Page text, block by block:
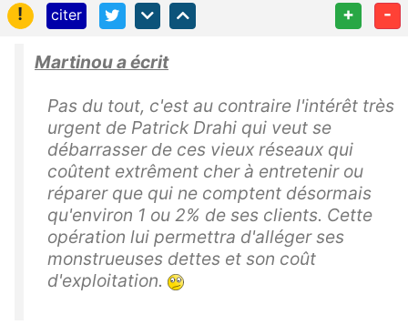
!
citer + -
Martinou a écrit
Pas du tout, c'est au contraire l'intérêt très
urgent de Patrick Drahi qui veut se
débarrasser de ces vieux réseaux qui
coûtent extrêment cher à entretenir ou
réparer que qui ne comptent désormais
qu'environ 1 ou 2% de ses clients. Cette
opération lui permettra d'alléger ses
monstrueuses dettes et son coût
d'exploitation.